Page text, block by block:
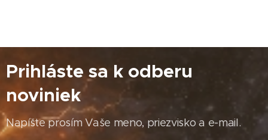
Prihláste sa k odberu
noviniek
Napíšte prosím Vaše meno, priezvisko a e-mail.